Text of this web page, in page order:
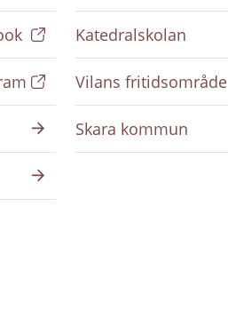
Katedralskolan
Vilans fritidsområde
Skara kommun